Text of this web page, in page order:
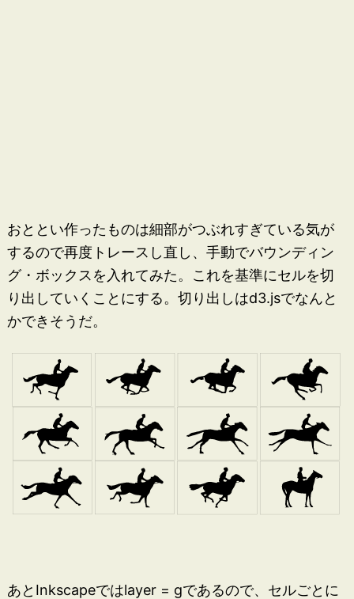
おととい作ったものは細部がつぶれすぎている気が
するので再度トレースし直し、手動でバウンディン
グ・ボックスを入れてみた。これを基準にセルを切
り出していくことにする。切り出しはd3.jsでなんと
かできそうだ。
あとInkscapeではlayer = gであるので、セルごとに